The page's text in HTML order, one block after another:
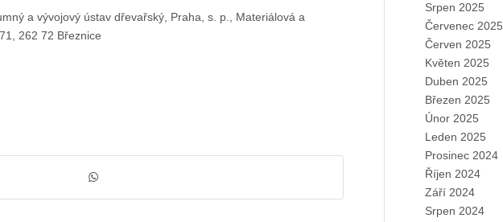
a vývojový ústav dřevařský, Praha, s. p., Materiálová a
262 72 Březnice
Srpen 2025
Červenec 2025
Červen 2025
Květen 2025
Duben 2025
Březen 2025
Únor 2025
Leden 2025
Prosinec 2024
Říjen 2024
Září 2024
Srpen 2024